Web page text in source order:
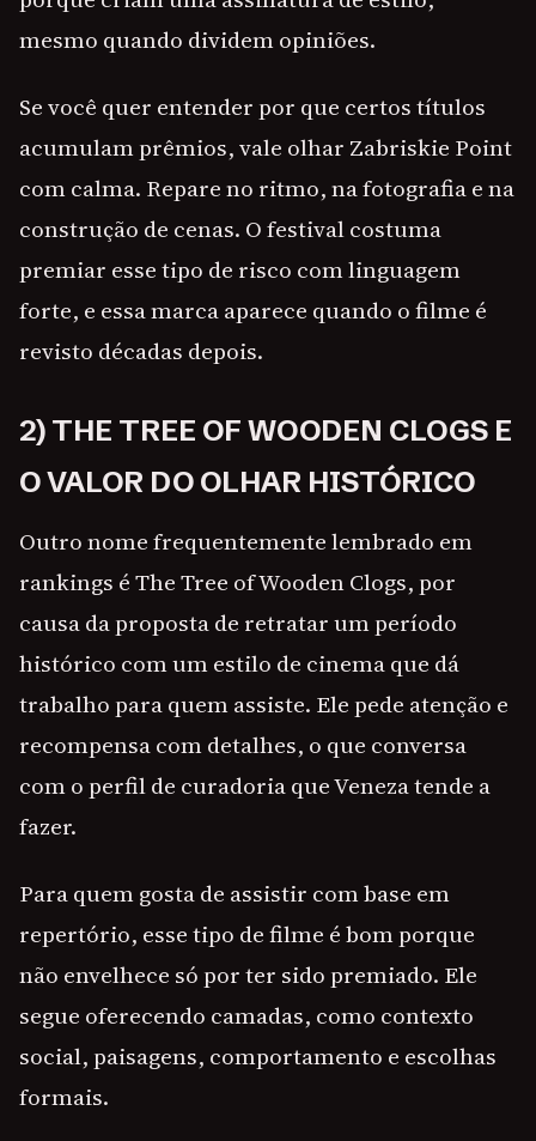
mesmo quando dividem opiniões.
Se você quer entender por que certos títulos
acumulam prêmios, vale olhar Zabriskie Point
com calma. Repare no ritmo, na fotografia e na
construção de cenas. O festival costuma
premiar esse tipo de risco com linguagem
forte, e essa marca aparece quando o filme é
revisto décadas depois.
2) THE TREE OF WOODEN CLOGS E
O VALOR DO OLHAR HISTÓRICO
Outro nome frequentemente lembrado em
rankings é The Tree of Wooden Clogs, por
causa da proposta de retratar um período
histórico com um estilo de cinema que dá
trabalho para quem assiste. Ele pede atenção e
recompensa com detalhes, o que conversa
com o perfil de curadoria que Veneza tende a
fazer.
Para quem gosta de assistir com base em
repertório, esse tipo de filme é bom porque
não envelhece só por ter sido premiado. Ele
segue oferecendo camadas, como contexto
social, paisagens, comportamento e escolhas
formais.